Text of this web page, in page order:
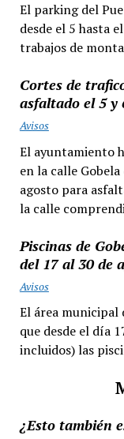
El parking del
desde el 5 hasta
trabajos de
Cortes de
asfaltado el 5 y
Avisos
El ayuntamiento
en la calle
agosto para
la calle
Piscinas de
del 17 al 30 de
Avisos
El área municipal
que desde el día
incluidos) las
¿Esto también